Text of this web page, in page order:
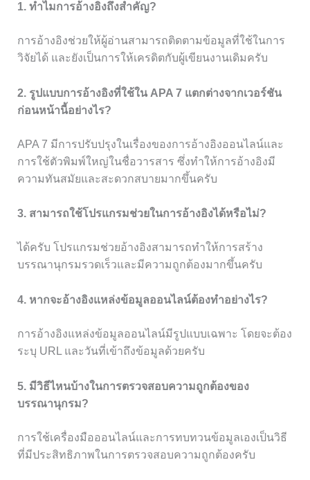
1. ทำไมการอ้างอิงถึงสำคัญ?
การอ้างอิงช่วยให้ผู้อ่านสามารถติดตามข้อมูลที่ใช้ในการ
วิจัยได้ และยังเป็นการให้เครดิตกับผู้เขียนงานเดิมครับ
2. รูปแบบการอ้างอิงที่ใช้ใน APA 7 แตกต่างจากเวอร์ชัน
ก่อนหน้านี้อย่างไร?
APA 7 มีการปรับปรุงในเรื่องของการอ้างอิงออนไลน์และ
การใช้ตัวพิมพ์ใหญ่ในชื่อวารสาร ซึ่งทำให้การอ้างอิงมี
ความทันสมัยและสะดวกสบายมากขึ้นครับ
3. สามารถใช้โปรแกรมช่วยในการอ้างอิงได้หรือไม่?
ได้ครับ โปรแกรมช่วยอ้างอิงสามารถทำให้การสร้าง
บรรณานุกรมรวดเร็วและมีความถูกต้องมากขึ้นครับ
4. หากจะอ้างอิงแหล่งข้อมูลออนไลน์ต้องทำอย่างไร?
การอ้างอิงแหล่งข้อมูลออนไลน์มีรูปแบบเฉพาะ โดยจะต้อง
ระบุ URL และวันที่เข้าถึงข้อมูลด้วยครับ
5. มีวิธีไหนบ้างในการตรวจสอบความถูกต้องของ
บรรณานุกรม?
การใช้เครื่องมือออนไลน์และการทบทวนข้อมูลเองเป็นวิธี
ที่มีประสิทธิภาพในการตรวจสอบความถูกต้องครับ